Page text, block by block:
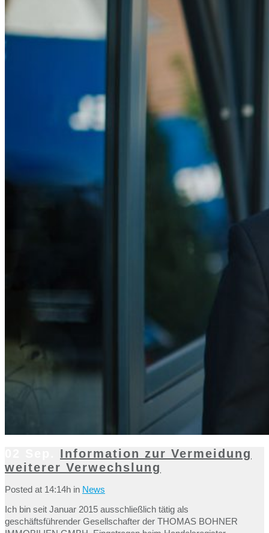
Information zur Vermeidung
weiterer Verwechslung
Posted at 14:14h in News
Ich bin seit Januar 2015 ausschließlich tätig als
geschäftsführender Gesellschafter der THOMAS BOHNER